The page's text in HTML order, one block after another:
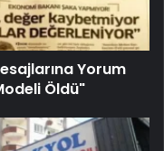
Yorum
Öldü"